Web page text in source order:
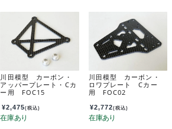
川田模型 カーボン・
アッパープレート・Cカ
ー用 FOC15
¥2,475(税込)
川田模型 カーボン・
ロワプレート Cカー
用 FOC02
¥2,772(税込)